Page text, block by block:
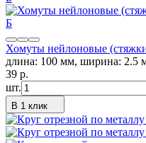
Хомуты нейлоновые
длина: 100 мм, ширина: 2.5
39 p.
шт.
В 1 клик